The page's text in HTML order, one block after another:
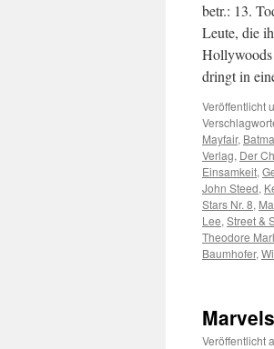
betr.: 13.
Leute, die
Hollywoods
dringt in
Veröffentlicht
Mayfair,
Verlag, Der
Einsamkeit,
John Steed,
Stars Nr. 8,
Lee, Street &
Theodore
Baumhofer,
Veröffentlicht